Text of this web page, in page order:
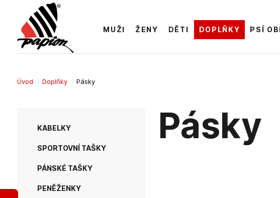
KABELKY
SPORTOVNÍ TAŠKY
PÁNSKÉ TAŠKY
PENĚŽENKY
Pásky
Úvod Doplňky Pásky
MUŽI ŽENY DĚTI DOPLŇKY PSÍ